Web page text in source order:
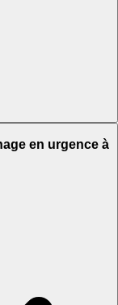
en urgence à